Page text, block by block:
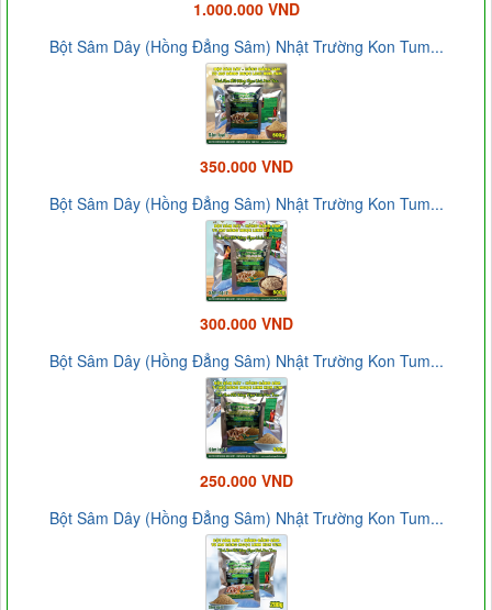
1.000.000 VND
Bột Sâm Dây (Hồng Đẳng Sâm) Nhật Trường Kon Tum...
350.000 VND
Bột Sâm Dây (Hồng Đẳng Sâm) Nhật Trường Kon Tum...
300.000 VND
Bột Sâm Dây (Hồng Đẳng Sâm) Nhật Trường Kon Tum...
250.000 VND
Bột Sâm Dây (Hồng Đẳng Sâm) Nhật Trường Kon Tum...